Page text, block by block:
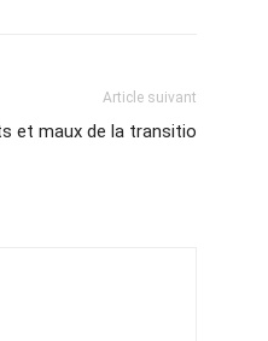
Article suivant
et maux de la transitio